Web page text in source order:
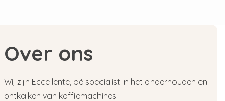
Over ons
Wij zijn Eccellente, dé specialist in het onderhouden en
ontkalken van koffiemachines.